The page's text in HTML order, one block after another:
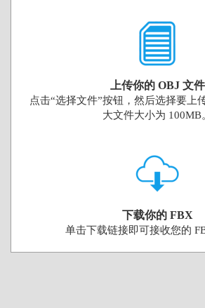
上传你的 OBJ 文件
点击“选择文件”按钮，然后选择要上
大文件大小为 100MB
下载你的 FBX
单击下载链接即可接收您的